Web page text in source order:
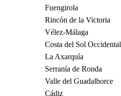
Fuengirola
Rincón de la Victoria
Vélez-Málaga
Costa del Sol Occidental
La Axarquía
Serranía de Ronda
Valle del Guadalhorce
Cádiz